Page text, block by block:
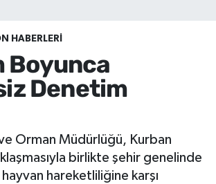
HABERLERI
Boyunca
Denetim
Orman Müdürlüğü, Kurban
birlikte şehir genelinde
hareketliliğine karşı